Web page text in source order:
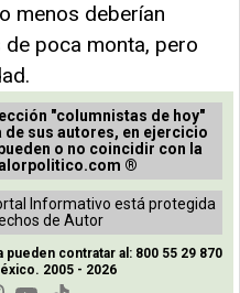
menos deberían
poca monta, pero
"columnistas de hoy"
sus autores, en ejercicio
o no coincidir con la
®
Informativo está protegida
de Autor
contratar al: 800 55 29 870
2005 - 2026